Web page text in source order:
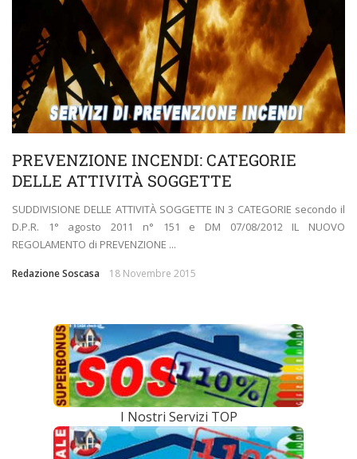
PREVENZIONE INCENDI: CATEGORIE
DELLE ATTIVITÀ SOGGETTE
SUDDIVISIONE DELLE ATTIVITÀ SOGGETTE IN 3 CATEGORIE secondo il
D.P.R. 1° agosto 2011 n° 151 e DM 07/08/2012 IL NUOVO
REGOLAMENTO di PREVENZIONE ...
Redazione Soscasa 18 Novembre 2015
I Nostri Servizi TOP